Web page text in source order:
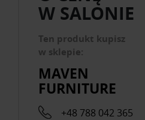
W SALONIE
Ten produkt kupisz
w sklepie:
MAVEN
FURNITURE
+48 788 042 365